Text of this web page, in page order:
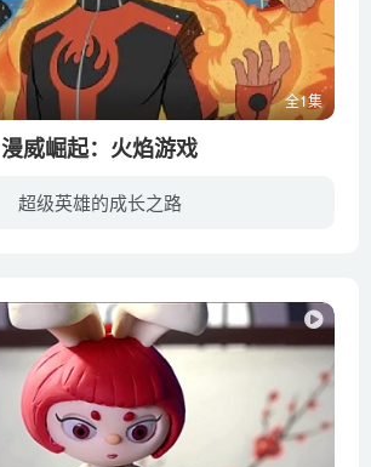
全1集
漫威崛起：火焰游戏
超级英雄的成长之路